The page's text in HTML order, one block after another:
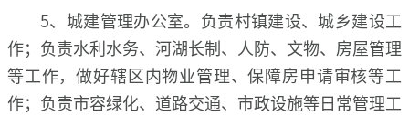
5、城建管理办公室。负责村镇建设、城乡建设工
作；负责水利水务、河湖长制、人防、文物、房屋管理
等工作，做好辖区内物业管理、保障房申请审核等工
作；负责市容绿化、道路交通、市政设施等日常管理工